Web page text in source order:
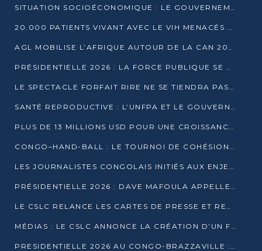
SITUATION SOCIOÉCONOMIQUE : LE GOUVERNEMENT INTERPELLÉ DEVANT LE SÉNAT
20.000 PATIENTS VIVANT AVEC LE VIH MENACÉS D’ARRÊT DE TRAITEMENT
AGL MOBILISE L’AFRIQUE AUTOUR DE LA CAN 2025
PRÉSIDENTIELLE 2026 : LA FORCE PUBLIQUE SE PRÉPARE À SÉCURISER LE SCRUTIN
LE SPECTACLE FORFAIT RIRE NE SE TIENDRA PAS LE 1ER JANVIER
SANTÉ REPRODUCTIVE : L’UNFPA ET LE GOUVERNEMENT AFFINENT LES PRIORITÉS DE 2026
PLUS DE 13 MILLIONS USD POUR UNE CROISSANCE VERTE ET SOUVERAINE
CONGO–HAND-BALL : LE TOURNOI DE COHÉSION ET DE FRATERNITÉ ALLUME SES LAMPIONS À BRAZZAVILLE
LES JOURNALISTES CONGOLAIS INITIÉS AUX ENJEUX DE L’ÉCONOMIE BLEUE
PRÉSIDENTIELLE 2026 : DAVE MAFOULA APPELLE LES CONGOLAIS À UN « NOUVEAU DÉPART »
LE CSLC RELANCE LES CARTES DE PRESSE ET RECONNAÎT OFFICIELLEMENT LES MÉDIAS EN LIGNE
MÉDIAS : LE CSLC ANNONCE LA CRÉATION D’UN FONDS D’APPUI À LA PRESSE
PRESIDENTIELLE 2026 AU CONGO-BRAZZAVILLE : UN CASTING ÉLARGI